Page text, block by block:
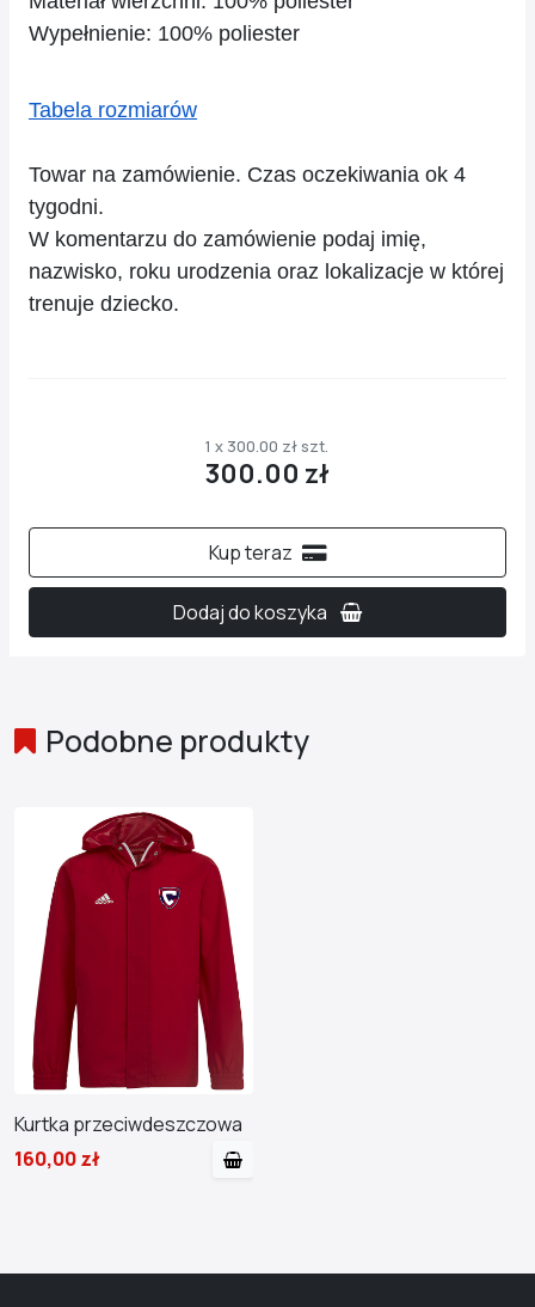
Wypełnienie: 100% poliester
Tabela rozmiarów
Towar na zamówienie. Czas oczekiwania ok 4
tygodni.
W komentarzu do zamówienie podaj imię,
nazwisko, roku urodzenia oraz lokalizacje w której
trenuje dziecko.
1 x 300.00 zł szt.
300.00 zł
Kup teraz
Dodaj do koszyka
Podobne produkty
Kurtka przeciwdeszczowa
160,00 zł